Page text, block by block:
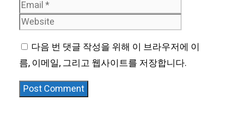
다음 번 댓글 작성을 위해 이 브라우저에 이
름, 이메일, 그리고 웹사이트를 저장합니다.